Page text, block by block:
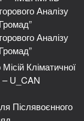
Аналізу
Аналізу
Кліматичної
– U_CAN
Післявоєнного